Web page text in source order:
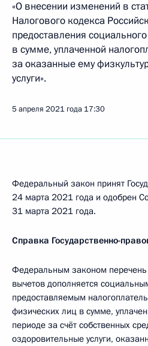
«О внесении изменений в
Налогового кодекса
предоставления
в сумме, уплаченной
за оказанные ему
услуги».
5 апреля 2021 года 17:30
Федеральный закон принят
24 марта 2021 года и одобрен
31 марта 2021 года.
Справка Государственно-
Федеральным законом
вычетов дополняется
предоставляемым
физических лиц в сумме,
периоде за счёт собственных
оздоровительные услуги,